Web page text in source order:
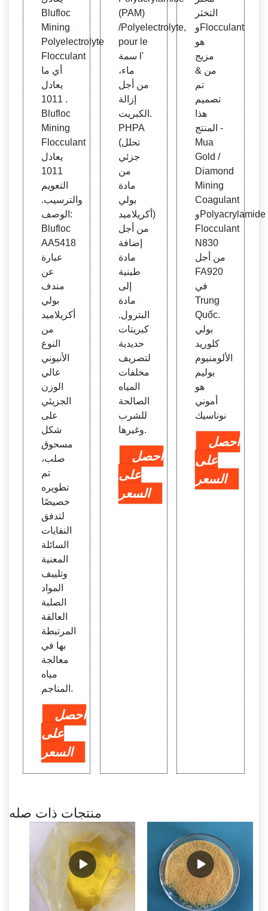
م الأني
وني b
luflo
c
Blufloc
Mining
Polyelectrolyte
Flocculant
أي ما
يعادل
1011 .
Blufloc
Mining
Flocculant
يعادل
1011
التعويم
والترسيب.
الوصف:
Blufloc
AA5418
عبارة
عن
مندف
بولي
أكريلاميد
من
النوع
الأنيوني
عالي
الوزن
الجزيئي
على
شكل
مسحوق
صلب،
تم
تطويره
خصيصًا
لتدفق
النفايات
السائلة
المعنية
وتلييف
المواد
الصلبة
العالقة
المرتبطة
بها في
معالجة
مياه
المناجم.
احصل
على
السعر
ryla
mide
d'éq
uival
ent d
e Pra
estol
2540
(PAM)
/Polyelectrolyte,
pour le
سمة l'
ماء،
من أجل
إزالة
الكبريت.
PHPA
(تحلل
جزئي
من
مادة
بولي
أكريلاميد)
من أجل
إضافة
مادة
طينية
إلى
مادة
البترول.
كبريتات
حديدية
لتصريف
مخلفات
المياه
الصالحة
للشرب
وغيرها.
احصل
على
السعر
ماس
وبولي
أكريلا
ميد
التخثر
وFlocculant
هو
مزيج
من &
تم
تصميم
هذا
المنتج -
Mua
Gold /
Diamond
Mining
Coagulant
وPolyacrylamide
Flocculant
N830
من أجل
FA920
في
Trung
Quốc.
بولي
كلوريد
الألومنيوم
بوليم
هو
أموني
نوناسيك
احصل
على
السعر
منتجات ذات صله